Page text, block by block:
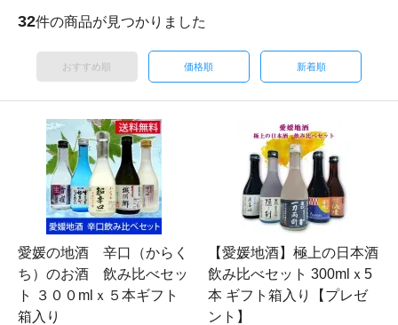
32件の商品が見つかりました
おすすめ順 価格順 新着順
愛媛の地酒 辛口（からく
ち）のお酒 飲み比べセッ
ト ３００mlｘ５本ギフト
箱入り
【愛媛地酒】極上の日本酒
飲み比べセット 300mlｘ5
本 ギフト箱入り【プレゼ
ント】